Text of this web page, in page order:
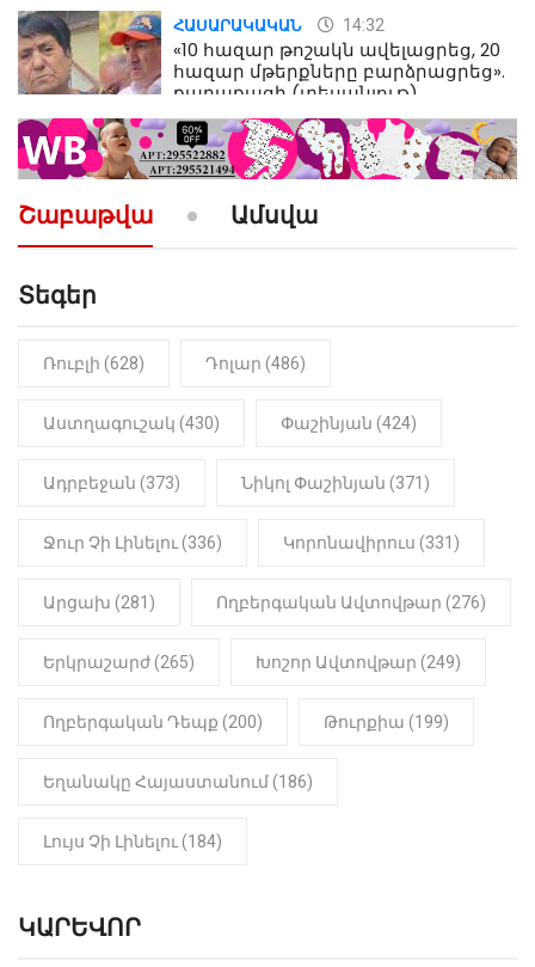
ՀԱՍԱՐԱԿԱԿԱՆ 14:32
«10 հազար թոշակն ավելացրեց, 20
հազար մթերքները բարձրացրեց».
քաղաքացի (տեսանյութ)
ՔԱՂԱՔԱԿԱՆ 10:52
«Լեզվիդ տալու փոխարեն
արտաբերիր այս երկու
նախադասությունը»․ Իշխան
Նիկոլ Փաշինյան
ԻՐԱԴԱՐՁԱՅԻՆ 22:01
մանկապղծության համար
մարմինը
Շաբաթվա Ամսվա
Տեգեր
Ռուբլի (628) Դոլար (486)
Աստղագուշակ (430) Փաշինյան (424)
Ադրբեջան (373) Նիկոլ Փաշինյան (371)
Ջուր Չի Լինելու (336) Կորոնավիրուս (331)
Արցախ (281) Ողբերգական Ավտովթար (276)
Երկրաշարժ (265) Խոշոր Ավտովթար (249)
Ողբերգական Դեպք (200) Թուրքիա (199)
Եղանակը Հայաստանում (186)
Լույս Չի Լինելու (184)
ԿԱՐԵՎՈՐ